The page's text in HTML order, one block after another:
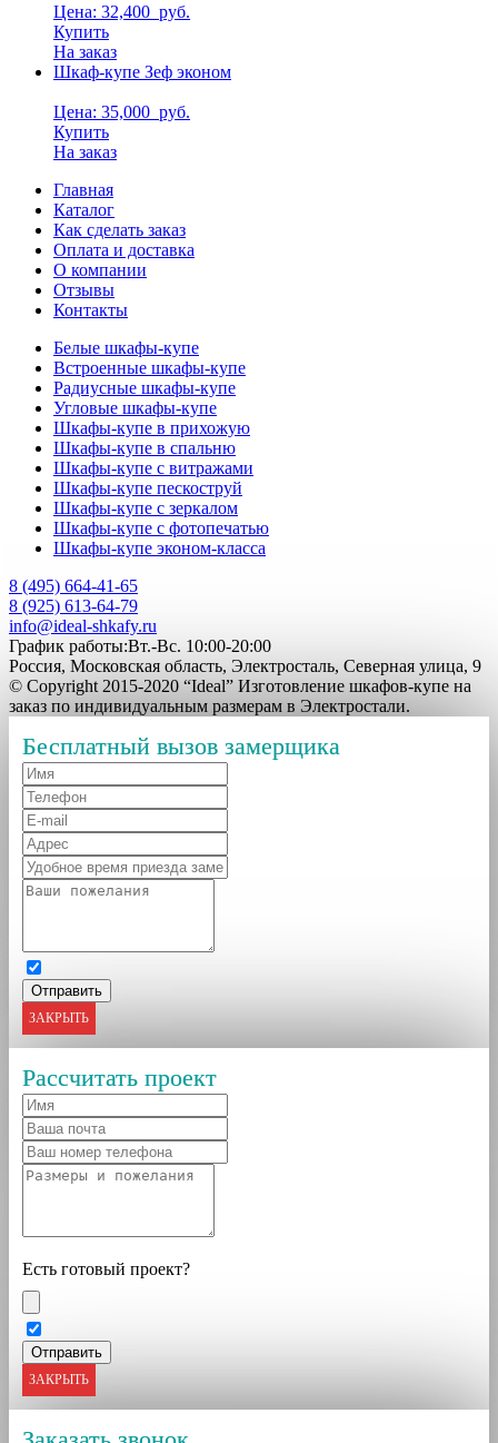
Цена: 32,400 руб.
Купить
На заказ
Шкаф-купе Зеф эконом
Цена: 35,000 руб.
Купить
На заказ
Главная
Каталог
Как сделать заказ
Оплата и доставка
О компании
Отзывы
Контакты
Белые шкафы-купе
Встроенные шкафы-купе
Радиусные шкафы-купе
Угловые шкафы-купе
Шкафы-купе в прихожую
Шкафы-купе в спальню
Шкафы-купе с витражами
Шкафы-купе пескоструй
Шкафы-купе с зеркалом
Шкафы-купе с фотопечатью
Шкафы-купе эконом-класса
8 (495) 664-41-65
8 (925) 613-64-79
info@ideal-shkafy.ru
График работы:Вт.-Вс. 10:00-20:00
Россия, Московская область, Электросталь, Северная улица, 9
© Copyright 2015-2020 “Ideal” Изготовление шкафов-купе на
заказ по индивидуальным размерам в Электростали.
Бесплатный вызов замерщика
ЗАКРЫТЬ
Рассчитать проект
Есть готовый проект?
ЗАКРЫТЬ